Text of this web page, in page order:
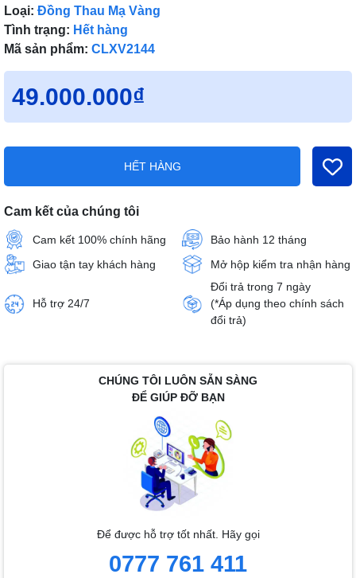
Loại: Đồng Thau Mạ Vàng
Tình trạng: Hết hàng
Mã sản phẩm: CLXV2144
49.000.000₫
HẾT HÀNG
Cam kết của chúng tôi
Cam kết 100% chính hãng
Bảo hành 12 tháng
Giao tận tay khách hàng
Mở hộp kiểm tra nhận hàng
Hỗ trợ 24/7
Đổi trả trong 7 ngày
(*Áp dụng theo chính sách
đổi trả)
CHÚNG TÔI LUÔN SẴN SÀNG
ĐỂ GIÚP ĐỠ BẠN
Để được hỗ trợ tốt nhất. Hãy gọi
0777 761 411